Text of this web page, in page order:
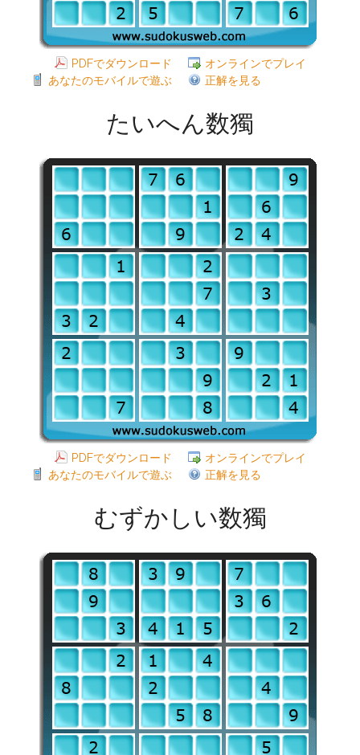
PDFでダウンロード
オンラインでプレイ
あなたのモバイルで遊ぶ
正解を見る
たいへん数獨
PDFでダウンロード
オンラインでプレイ
あなたのモバイルで遊ぶ
正解を見る
むずかしい数獨